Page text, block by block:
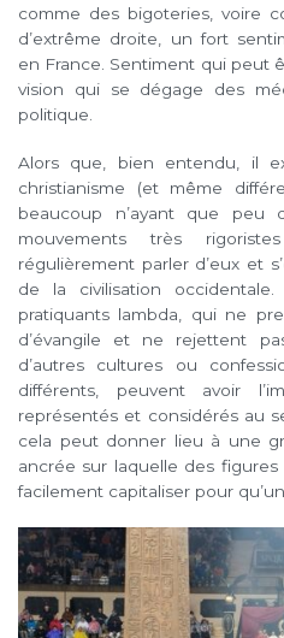
comme des bigoteries, voire
d’extrême droite, un fort
en France. Sentiment qui peut
vision qui se dégage des
politique.
Alors que, bien entendu, il
christianisme (et même
beaucoup n’ayant que
mouvements très
régulièrement parler d’eux et
de la civilisation
pratiquants lambda, qui ne
d’évangile et ne rejettent
d’autres cultures ou
différents, peuvent avoir
représentés et considérés au
cela peut donner lieu à une
ancrée sur laquelle des
facilement capitaliser pour